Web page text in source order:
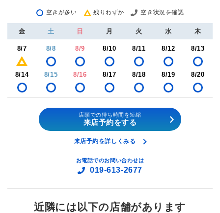
空きが多い 残りわずか 空き状況を確認
金 土 日 月 火 水 木
8/7 8/8 8/9 8/10 8/11 8/12 8/13
8/14 8/15 8/16 8/17 8/18 8/19 8/20
店頭での待ち時間を短縮
来店予約をする
来店予約を詳しくみる
お電話でのお問い合わせは
019-613-2677
近隣には以下の店舗があります